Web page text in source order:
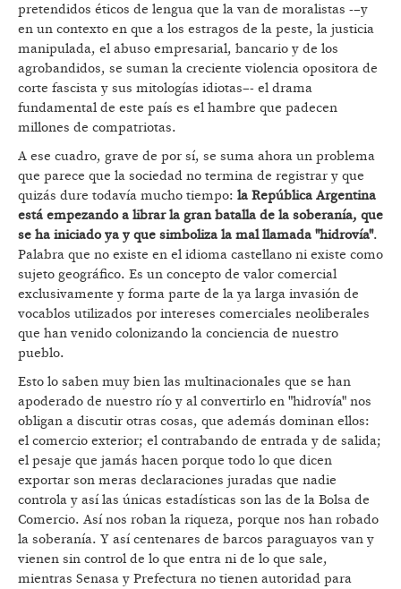
pretendidos éticos de lengua que la van de moralistas -–y
en un contexto en que a los estragos de la peste, la justicia
manipulada, el abuso empresarial, bancario y de los
agrobandidos, se suman la creciente violencia opositora de
corte fascista y sus mitologías idiotas–- el drama
fundamental de este país es el hambre que padecen
millones de compatriotas.
A ese cuadro, grave de por sí, se suma ahora un problema
que parece que la sociedad no termina de registrar y que
quizás dure todavía mucho tiempo: la República Argentina
está empezando a librar la gran batalla de la soberanía, que
se ha iniciado ya y que simboliza la mal llamada "hidrovía".
Palabra que no existe en el idioma castellano ni existe como
sujeto geográfico. Es un concepto de valor comercial
exclusivamente y forma parte de la ya larga invasión de
vocablos utilizados por intereses comerciales neoliberales
que han venido colonizando la conciencia de nuestro
pueblo.
Esto lo saben muy bien las multinacionales que se han
apoderado de nuestro río y al convertirlo en "hidrovía" nos
obligan a discutir otras cosas, que además dominan ellos:
el comercio exterior; el contrabando de entrada y de salida;
el pesaje que jamás hacen porque todo lo que dicen
exportar son meras declaraciones juradas que nadie
controla y así las únicas estadísticas son las de la Bolsa de
Comercio. Así nos roban la riqueza, porque nos han robado
la soberanía. Y así centenares de barcos paraguayos van y
vienen sin control de lo que entra ni de lo que sale,
mientras Senasa y Prefectura no tienen autoridad para